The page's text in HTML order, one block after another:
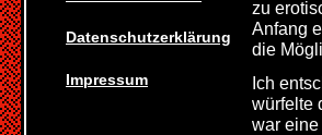
Datenschutzerklärung
Impressum
zu
Anfang
die
Ich
würfelte
war